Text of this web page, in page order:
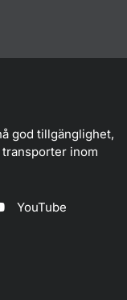
god tillgänglighet,
inom
YouTube